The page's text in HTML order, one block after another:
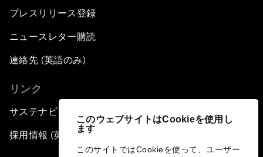
このウェブサイトはCookieを使用し
ます
このサイトではCookieを使って、ユーザー
プレスリリース登録
ニュースレター購読
連絡先 (英語のみ)
リンク
サステナビリティへの取り組み
採用情報 (英語のみ)